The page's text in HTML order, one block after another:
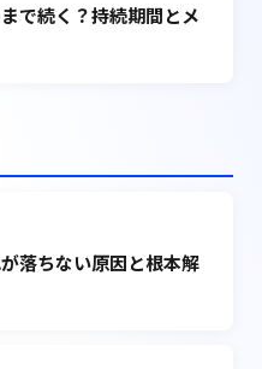
で続く？持続期間とメ
落ちない原因と根本解